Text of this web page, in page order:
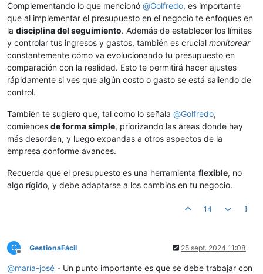
Complementando lo que mencionó @Golfredo, es importante
que al implementar el presupuesto en el negocio te enfoques en
la disciplina del seguimiento. Además de establecer los límites
y controlar tus ingresos y gastos, también es crucial monitorear
constantemente cómo va evolucionando tu presupuesto en
comparación con la realidad. Esto te permitirá hacer ajustes
rápidamente si ves que algún costo o gasto se está saliendo de
control.
También te sugiero que, tal como lo señala @Golfredo,
comiences de forma simple, priorizando las áreas donde hay
más desorden, y luego expandas a otros aspectos de la
empresa conforme avances.
Recuerda que el presupuesto es una herramienta flexible, no
algo rígido, y debe adaptarse a los cambios en tu negocio.
14
G
Desconectado
GestionaFácil 25 sept. 2024 11:08
@maría-josé - Un punto importante es que se debe trabajar con